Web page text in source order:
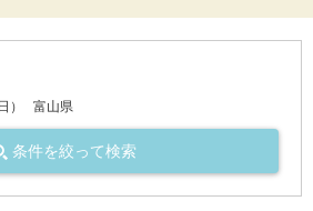
） 富山県
条件を絞って検索